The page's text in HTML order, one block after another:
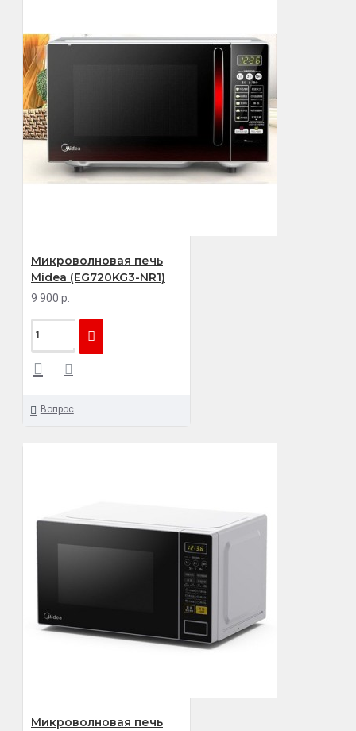
Микроволновая печь
Midea (EG720KG3-NR1)
9 900 р.
Вопрос
Микроволновая печь